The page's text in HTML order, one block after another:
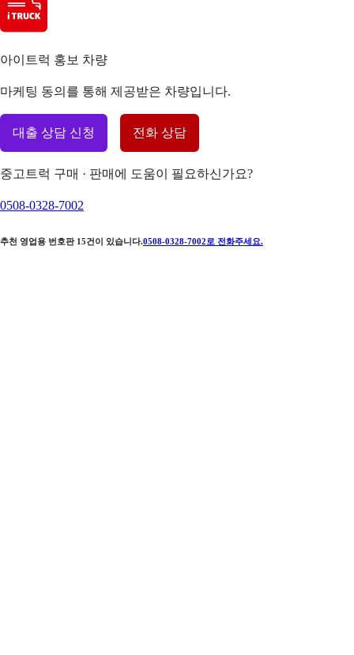
아이트럭 홍보 차량
마케팅 동의를 통해 제공받은 차량입니다.
대출 상담 신청 전화 상담
중고트럭 구매 · 판매에 도움이 필요하신가요?
0508-0328-7002
추천 영업용 번호판 15건이 있습니다.0508-0328-7002 로 전화주세요.